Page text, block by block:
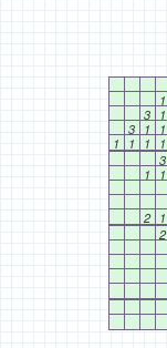
1
3
1
3
1 1
1
1 1 1
3
1
1
2
1
2